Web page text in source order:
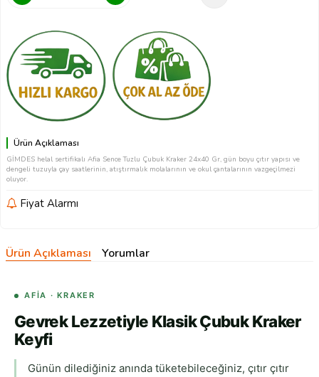
Ürün Açıklaması
GİMDES helal sertifikalı Afia Sence Tuzlu Çubuk Kraker 24x40 Gr, gün boyu çıtır yapısı ve
dengeli tuzuyla çay saatlerinin, atıştırmalık molalarının ve okul çantalarının vazgeçilmezi
oluyor.
Fiyat Alarmı
Ürün Açıklaması Yorumlar
AFIA · KRAKER
Gevrek Lezzetiyle Klasik Çubuk Kraker
Keyfi
Günün dilediğiniz anında tüketebileceğiniz, çıtır çıtır